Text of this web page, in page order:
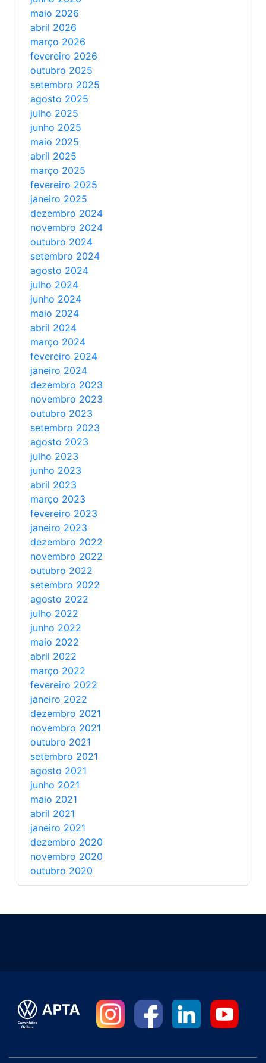
maio 2026
abril 2026
março 2026
fevereiro 2026
outubro 2025
setembro 2025
agosto 2025
julho 2025
junho 2025
maio 2025
abril 2025
março 2025
fevereiro 2025
janeiro 2025
dezembro 2024
novembro 2024
outubro 2024
setembro 2024
agosto 2024
julho 2024
junho 2024
maio 2024
abril 2024
março 2024
fevereiro 2024
janeiro 2024
dezembro 2023
novembro 2023
outubro 2023
setembro 2023
agosto 2023
julho 2023
junho 2023
abril 2023
março 2023
fevereiro 2023
janeiro 2023
dezembro 2022
novembro 2022
outubro 2022
setembro 2022
agosto 2022
julho 2022
junho 2022
maio 2022
abril 2022
março 2022
fevereiro 2022
janeiro 2022
dezembro 2021
novembro 2021
outubro 2021
setembro 2021
agosto 2021
junho 2021
maio 2021
abril 2021
janeiro 2021
dezembro 2020
novembro 2020
outubro 2020